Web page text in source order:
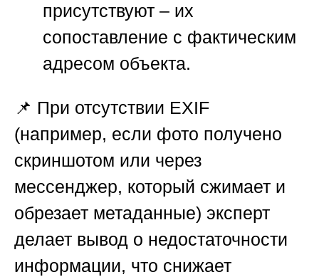
присутствуют – их
сопоставление с фактическим
адресом объекта.
📌 При отсутствии EXIF
(например, если фото получено
скриншотом или через
мессенджер, который сжимает и
обрезает метаданные) эксперт
делает вывод о недостаточности
информации, что снижает